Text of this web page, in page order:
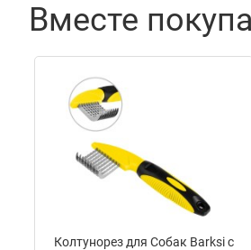
Вместе
Колтунорез для Собак Barksi с